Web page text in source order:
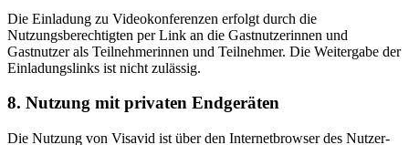
Die Einladung zu Videokonferenzen erfolgt durch die
Nutzungsberechtigten per Link an die Gastnutzerinnen und
Gastnutzer als Teilnehmerinnen und Teilnehmer. Die Weitergabe der
Einladungslinks ist nicht zulässig.
8. Nutzung mit privaten Endgeräten
Die Nutzung von Visavid ist über den Internetbrowser des Nutzer-